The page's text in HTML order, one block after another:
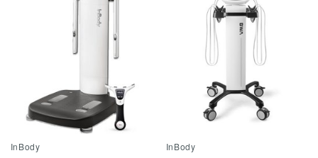
InBody InBody